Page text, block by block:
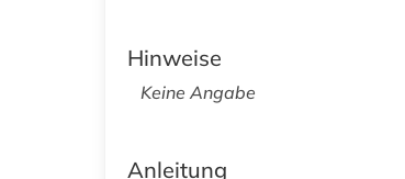
Hinweise
Keine Angabe
Anleitung